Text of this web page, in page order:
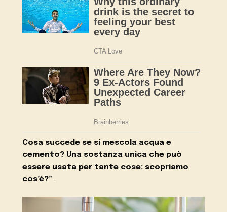
Cosa succede se si mescola acqua e
cemento? Una sostanza unica che può
essere usata per tante cose: scopriamo
cos’è?”.